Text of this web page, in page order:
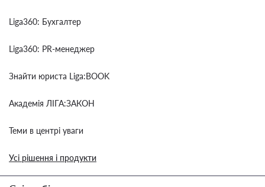
Liga360: Бухгалтер
Liga360: PR-менеджер
Знайти юриста Liga:BOOK
Академія ЛІГА:ЗАКОН
Теми в центрі уваги
Усі рішення і продукти